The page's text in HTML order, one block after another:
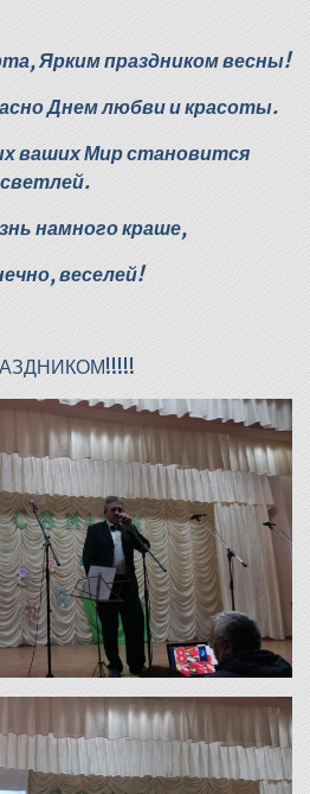
Ярким праздником весны!
Днем любви и красоты.
ваших Мир становится
светлей.
намного краше,
веселей!